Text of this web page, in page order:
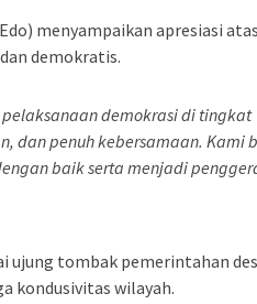
menyampaikan apresiasi atas
demokratis.
pelaksanaan demokrasi di tingkat
dan penuh kebersamaan. Kami
baik serta menjadi
ujung tombak pemerintahan
kondusivitas wilayah.